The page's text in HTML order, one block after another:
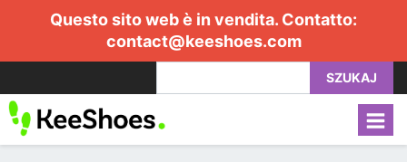
Questo sito web è in vendita. Contatto:
contact@keeshoes.com
SZUKAJ